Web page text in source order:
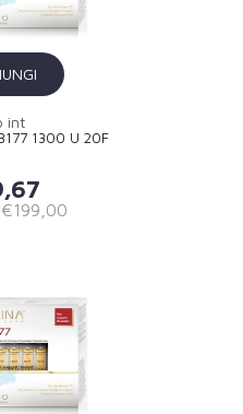
int
1300 U 20F